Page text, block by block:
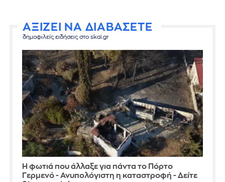
ΑΞΙΖΕΙ ΝΑ ΔΙΑΒΑΣΕΤΕ
δημοφιλείς ειδήσεις στο skai.gr
Η φωτιά που άλλαξε για πάντα το Πόρτο
Γερμενό - Ανυπολόγιστη η καταστροφή - Δείτε